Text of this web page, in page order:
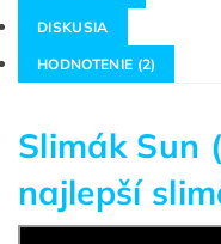
DISKUSIA
HODNOTENIE (2)
Slimák Sun
najlepší